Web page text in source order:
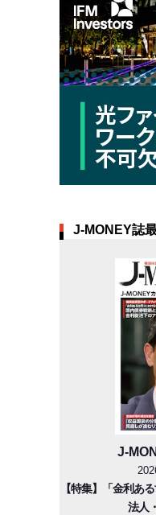
J-MONEY誌
J-
【特集】「金利あ
法人